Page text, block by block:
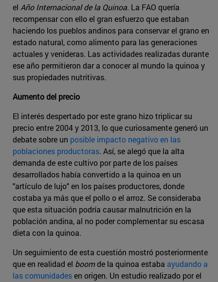
el Año Internacional de la Quinoa. La FAO quería
recompensar con ello el gran esfuerzo que estaban
haciendo los pueblos andinos para conservar el grano en
estado natural, como alimento para las generaciones
actuales y venideras. Las actividades realizadas durante
ese año permitieron dar a conocer al mundo la quinoa y
sus propiedades nutritivas.
Aumento del precio
El interés despertado por este grano hizo triplicar su
precio entre 2004 y 2013, lo que curiosamente generó un
debate sobre un posible impacto negativo en las
poblaciones productoras. Así, se alegó que la alta
demanda de este cultivo por parte de los países
desarrollados había convertido a la quinoa en un
"artículo de lujo" en los países productores, donde
costaba ya más que el pollo o el arroz. Se consideraba
que esta situación podría causar malnutrición en la
población andina, al no poder complementar su escasa
dieta con la quinoa.
Un seguimiento de esta cuestión mostró posteriormente
que en realidad el boomde la quinoa estaba ayudando a
las comunidadesen origen. Un estudio realizado por el